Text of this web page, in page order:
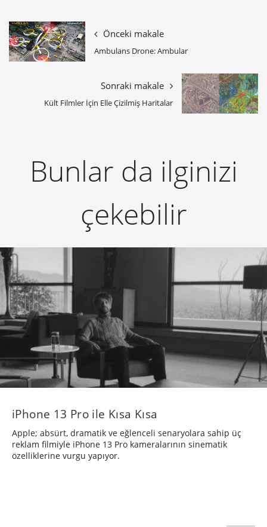
Önceki makale
Ambulans Drone: Ambular
Sonraki makale
Kült Filmler İçin Elle Çizilmiş Haritalar
Bunlar da ilginizi
çekebilir
iPhone 13 Pro ile Kısa Kısa
Apple; absürt, dramatik ve eğlenceli senaryolara sahip üç
reklam filmiyle iPhone 13 Pro kameralarının sinematik
özelliklerine vurgu yapıyor.